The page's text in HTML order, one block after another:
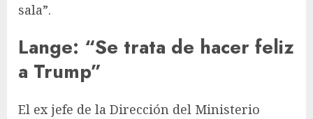
sala”.
Lange: “Se trata de hacer feliz
a Trump”
El ex jefe de la Dirección del Ministerio